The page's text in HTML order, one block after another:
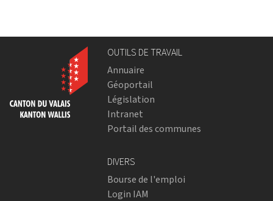
OUTILS DE TRAVAIL
Annuaire
Géoportail
Législation
Intranet
Portail des communes
DIVERS
Bourse de l'emploi
Login IAM